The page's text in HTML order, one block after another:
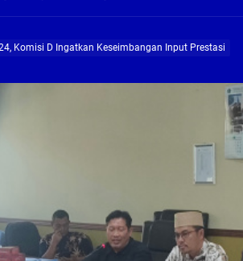
Program Rehab RTLH
Fly over Gedangan Semakin Dekat
warga Seketi dan Urangagung
Dan Kapabel, Komisi B Dua Kali Panggil Pansel
Komisi D Ingatkan Keseimbangan Input Prestasi